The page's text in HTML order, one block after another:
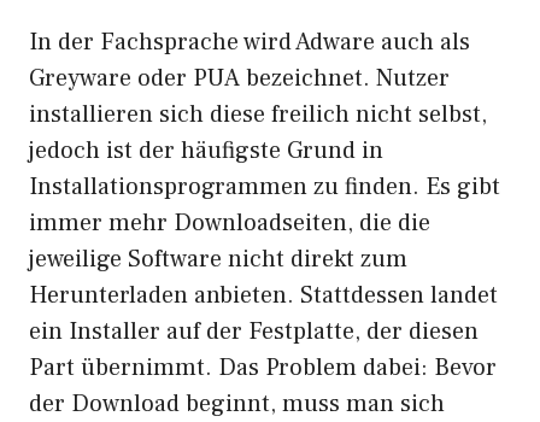
In der Fachsprache wird Adware auch als
Greyware oder PUA bezeichnet. Nutzer
installieren sich diese freilich nicht selbst,
jedoch ist der häufigste Grund in
Installationsprogrammen zu finden. Es gibt
immer mehr Downloadseiten, die die
jeweilige Software nicht direkt zum
Herunterladen anbieten. Stattdessen landet
ein Installer auf der Festplatte, der diesen
Part übernimmt. Das Problem dabei: Bevor
der Download beginnt, muss man sich